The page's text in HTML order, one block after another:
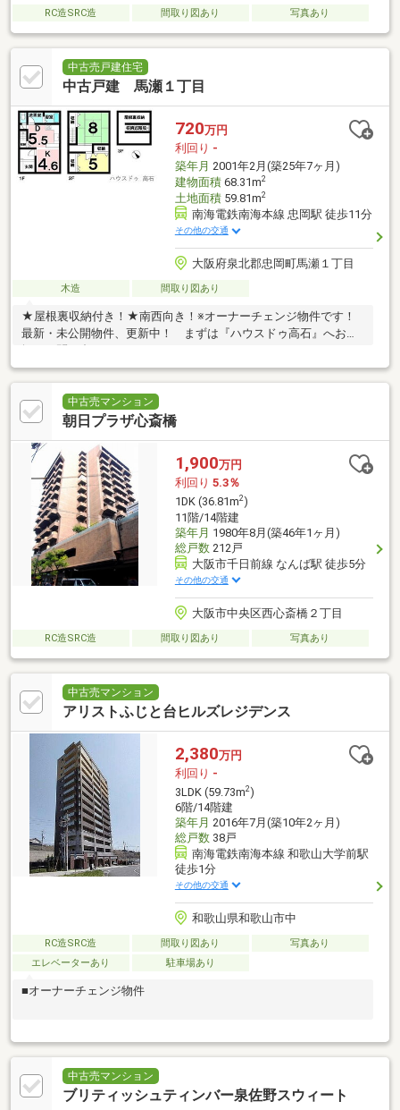
RC造SRC造 間取り図あり 写真あり
中古売戸建住宅
中古戸建 馬瀬１丁目
720万円
利回り -
築年月 2001年2月(築25年7ヶ月)
建物面積68.31m2
土地面積59.81m2
南海電鉄南海本線 忠岡駅 徒歩11分
その他の交通
大阪府泉北郡忠岡町馬瀬１丁目
木造 間取り図あり
★屋根裏収納付き！★南西向き！※オーナーチェンジ物件です！
最新・未公開物件、更新中！ まずは『ハウスドゥ高石』へお気
中古売マンション
朝日プラザ心斎橋
1,900万円
利回り 5.3％
1DK (36.81m2)
11階/14階建
築年月 1980年8月(築46年1ヶ月)
総戸数212戸
大阪市千日前線 なんば駅 徒歩5分
その他の交通
大阪市中央区西心斎橋２丁目
RC造SRC造 間取り図あり 写真あり
中古売マンション
アリストふじと台ヒルズレジデンス
2,380万円
利回り -
3LDK (59.73m2)
6階/14階建
築年月 2016年7月(築10年2ヶ月)
総戸数38戸
南海電鉄南海本線 和歌山大学前駅
徒歩1分
その他の交通
和歌山県和歌山市中
RC造SRC造 間取り図あり
写真あり
エレベーターあり
駐車場あり
■オーナーチェンジ物件
中古売マンション
ブリティッシュティンバー泉佐野スウィート